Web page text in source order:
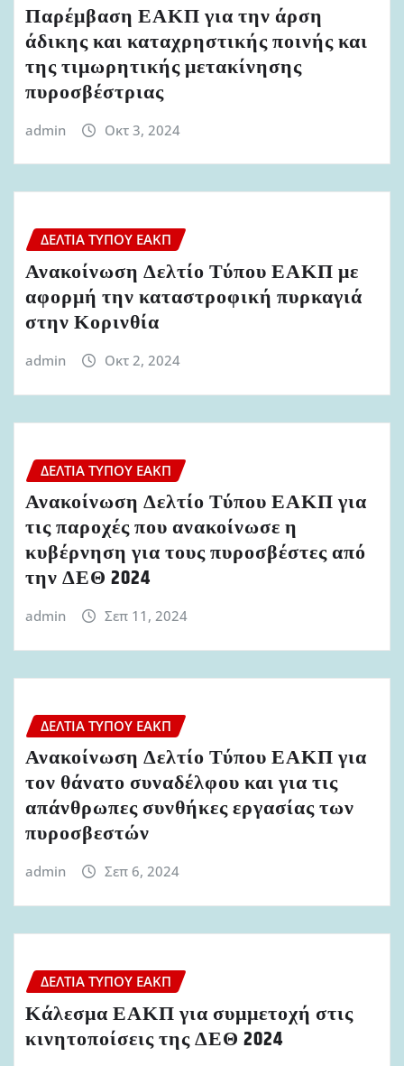
Παρέμβαση ΕΑΚΠ για την άρση
άδικης και καταχρηστικής ποινής και
της τιμωρητικής μετακίνησης
πυροσβέστριας
admin Οκτ 3, 2024
ΔΕΛΤΊΑ ΤΎΠΟΥ ΕΑΚΠ
Ανακοίνωση Δελτίο Τύπου ΕΑΚΠ με
αφορμή την καταστροφική πυρκαγιά
στην Κορινθία
admin Οκτ 2, 2024
ΔΕΛΤΊΑ ΤΎΠΟΥ ΕΑΚΠ
Ανακοίνωση Δελτίο Τύπου ΕΑΚΠ για
τις παροχές που ανακοίνωσε η
κυβέρνηση για τους πυροσβέστες από
την ΔΕΘ 2024
admin Σεπ 11, 2024
ΔΕΛΤΊΑ ΤΎΠΟΥ ΕΑΚΠ
Ανακοίνωση Δελτίο Τύπου ΕΑΚΠ για
τον θάνατο συναδέλφου και για τις
απάνθρωπες συνθήκες εργασίας των
πυροσβεστών
admin Σεπ 6, 2024
ΔΕΛΤΊΑ ΤΎΠΟΥ ΕΑΚΠ
Κάλεσμα ΕΑΚΠ για συμμετοχή στις
κινητοποίσεις της ΔΕΘ 2024